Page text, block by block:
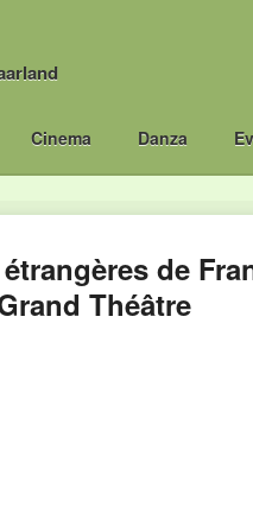
Cinema Danza
de
Théâtre